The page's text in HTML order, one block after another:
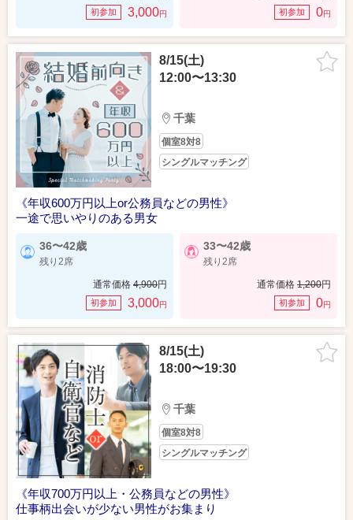
初参加 3,000円 初参加 0円
8/15(土)
12:00〜13:30
千葉
個室8対8
シングルマッチング
《年収600万円以上or公務員などの男性》
一途で思いやりのある男女
36〜42歳
残り2席
通常価格 4,900円
初参加 3,000円
33〜42歳
残り2席
通常価格 1,200円
初参加 0円
8/15(土)
18:00〜19:30
千葉
個室8対8
シングルマッチング
《年収700万円以上・公務員などの男性》
仕事柄出会いが少ない男性がお集まり